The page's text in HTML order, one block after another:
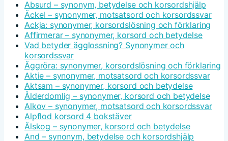
Absurd – synonym, betydelse och korsordshjälp
Äckel – synonymer, motsatsord och korsordssvar
Ackja: synonymer, korsordslösning och förklaring
Affirmerar – synonymer, korsord och betydelse
Vad betyder ägglossning? Synonymer och
korsordssvar
Äggröra: synonymer, korsordslösning och förklaring
Aktie – synonymer, motsatsord och korsordssvar
Aktsam – synonymer, korsord och betydelse
Ålderdomlig – synonymer, korsord och betydelse
Alkov – synonymer, motsatsord och korsordssvar
Alpflod korsord 4 bokstäver
Älskog – synonymer, korsord och betydelse
And – synonym, betydelse och korsordshjälp